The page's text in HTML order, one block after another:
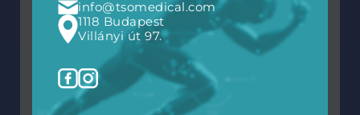
info@tsomedical.com
1118 Budapest
Villányi út 97.